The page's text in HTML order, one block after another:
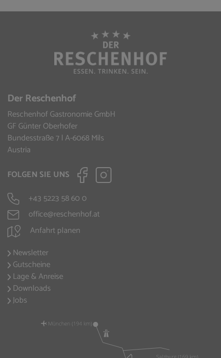
Der Reschenhof
Reschenhof Gastronomie GmbH
GF Günter Oberhofer
Bundesstraße 7 | A-6068 Mils
Austria
FOLGEN SIE UNS
+43 5223 58 60 0
office@reschenhof.at
Anfahrt planen
Newsletter
Gutscheine
Lage & Anreise
Downloads
Jobs